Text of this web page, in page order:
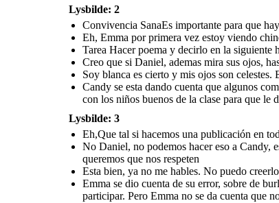
Lysbilde: 2
Convivencia SanaEs importante para que
Eh, Emma por primera vez estoy viendo
Tarea Hacer poema y decirlo en la siguiente
Creo que si Daniel, ademas mira sus ojos,
Soy blanca es cierto y mis ojos son
Candy se esta dando cuenta que algunos
con los niños buenos de la clase para que le
Lysbilde: 3
Eh,Que tal si hacemos una publicación en
No Daniel, no podemos hacer eso a Candy,
queremos que nos respeten
Esta bien, ya no me hables. No puedo
Emma se dio cuenta de su error, sobre de
participar. Pero Emma no se da cuenta que